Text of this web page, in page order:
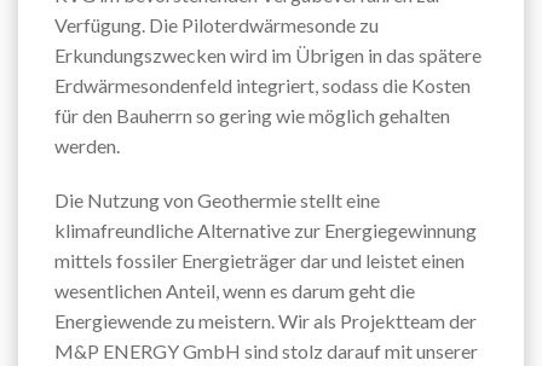
Verfügung. Die Piloterdwärmesonde zu
Erkundungszwecken wird im Übrigen in das spätere
Erdwärmesondenfeld integriert, sodass die Kosten
für den Bauherrn so gering wie möglich gehalten
werden.
Die Nutzung von Geothermie stellt eine
klimafreundliche Alternative zur Energiegewinnung
mittels fossiler Energieträger dar und leistet einen
wesentlichen Anteil, wenn es darum geht die
Energiewende zu meistern. Wir als Projektteam der
M&P ENERGY GmbH sind stolz darauf mit unserer